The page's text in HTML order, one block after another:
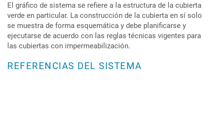
El gráfico de sistema se refiere a la estructura de la cubierta
verde en particular. La construcción de la cubierta en sí solo
se muestra de forma esquemática y debe planificarse y
ejecutarse de acuerdo con las reglas técnicas vigentes para
las cubiertas con impermeabilización.
REFERENCIAS DEL SISTEMA